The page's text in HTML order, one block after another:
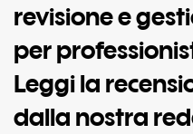
revisione e
per
Leggi la
dalla nostra